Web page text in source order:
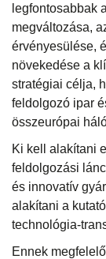
legfontosabbak
megváltozása,
érvényesülése,
növekedése a
stratégiai célja,
feldolgozó ipar
összeurópai
Ki kell alakítani
feldolgozási
és innovatív
alakítani a
technológia-
Ennek